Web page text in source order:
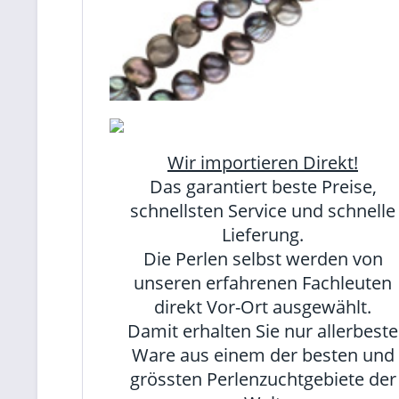
Wir importieren Direkt!
Das garantiert beste Preise,
schnellsten Service und schnelle
Lieferung.
Die Perlen selbst werden von
unseren erfahrenen Fachleuten
direkt Vor-Ort ausgewählt.
Damit erhalten Sie nur allerbeste
Ware aus einem der besten und
grössten Perlenzuchtgebiete der